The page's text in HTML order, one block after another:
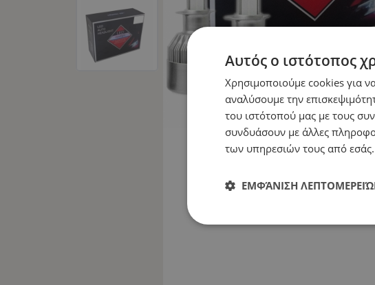
Αυτός ο ιστότοπος
Χρησιμοποιούμε cookies για
αναλύσουμε την
του ιστότοπού μας με τους
συνδυάσουν με άλλες
των υπηρεσιών τους από εσάς.
ΕΜΦΆΝΙΣΗ